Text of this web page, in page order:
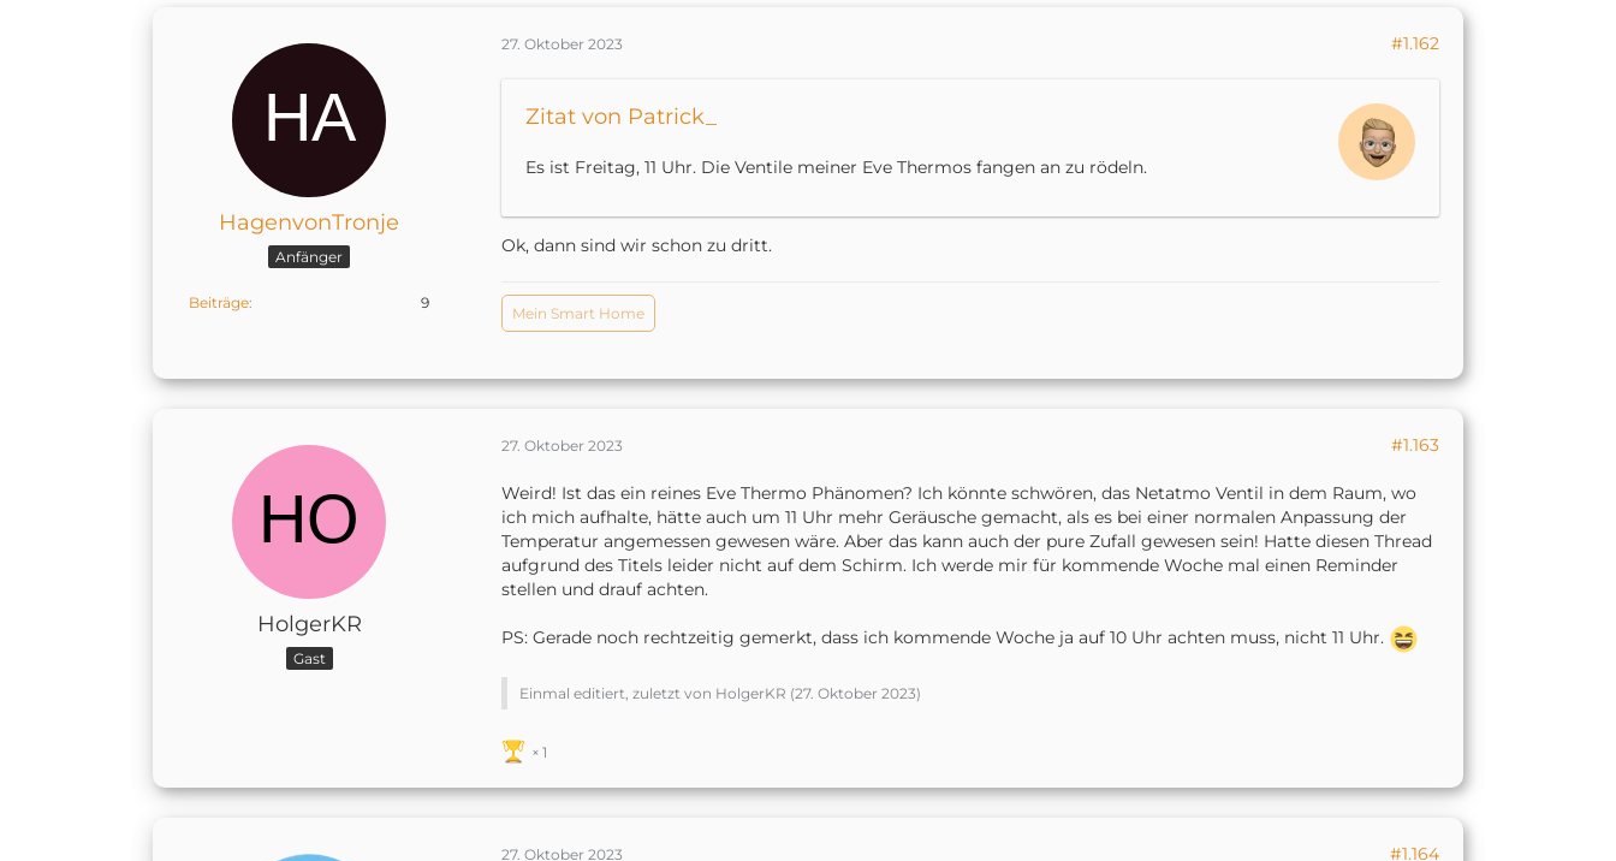
HagenvonTronje
Anfänger
Beiträge 9
27. Oktober 2023 #1.162
Zitat von Patrick_
Es ist Freitag, 11 Uhr. Die Ventile meiner Eve Thermos fangen an zu rödeln.
Ok, dann sind wir schon zu dritt.
Mein Smart Home
HolgerKR
Gast
27. Oktober 2023 #1.163
Weird! Ist das ein reines Eve Thermo Phänomen? Ich könnte schwören, das Netatmo Ventil in dem Raum, wo
ich mich aufhalte, hätte auch um 11 Uhr mehr Geräusche gemacht, als es bei einer normalen Anpassung der
Temperatur angemessen gewesen wäre. Aber das kann auch der pure Zufall gewesen sein! Hatte diesen Thread
aufgrund des Titels leider nicht auf dem Schirm. Ich werde mir für kommende Woche mal einen Reminder
stellen und drauf achten.
PS: Gerade noch rechtzeitig gemerkt, dass ich kommende Woche ja auf 10 Uhr achten muss, nicht 11 Uhr.
Einmal editiert, zuletzt von HolgerKR (27. Oktober 2023)
1
27. Oktober 2023 #1.164